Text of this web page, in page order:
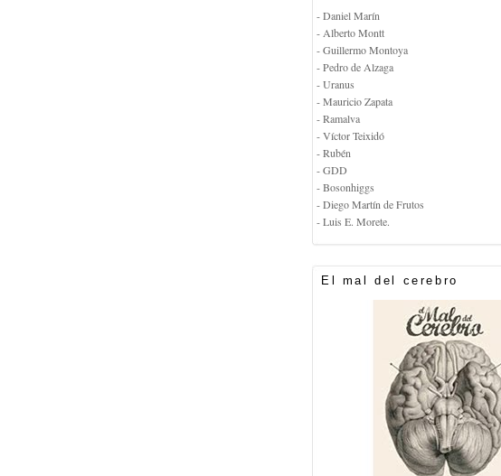
- Daniel Marín
- Alberto Montt
- Guillermo Montoya
- Pedro de Alzaga
- Uranus
- Mauricio Zapata
- Ramalva
- Víctor Teixidó
- Rubén
- GDD
- Bosonhiggs
- Diego Martín de Frutos
- Luis E. Morete.
El mal del cerebro